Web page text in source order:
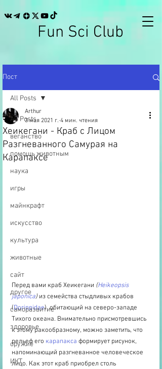
Fun Sci Club
Пост
All Posts
веганство
помощь животным
наука
игры
майнкрафт
искусство
культура
животные
сайт
другое
саморазвитие
здоровье
оружие
ИКТ
All Posts
Хеикегани - Краб с Лицом
Разгневанного Самурая на
Карапаксе
Arthur
3 мая 2021 г. 4 мин. чтения
Перед вами краб Хеикегани (Heikeopsis
japonica) из семейства стыдливых крабов
(Dorippidae), обитающий на северо-западе
Тихого океана. Внимательно присмотревшись
к этому ракообразному, можно заметить, что
рельеф его карапакса формирует рисунок,
напоминающий разгневанное человеческое
лицо. Как этот краб приобрел столь